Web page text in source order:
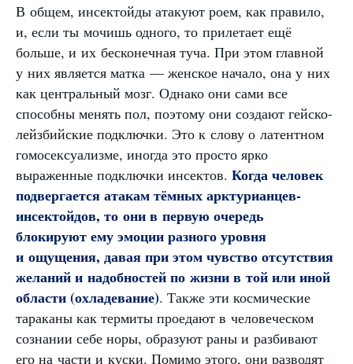
В общем, инсектойды атакуют роем, как правило,
и, если ты мочишь одного, то прилетает ещё
больше, и их бесконечная туча. При этом главной
у них является матка — женское начало, она у них
как центральный мозг. Однако они сами все
способны менять пол, поэтому они создают гейско-
лейзбийские подключки. Это к слову о латентном
гомосексуализме, иногда это просто ярко
выраженные подключки инсектов. Когда человек
подвергается атакам тёмных арктурианцев-
инсектойдов, то они в первую очередь
блокируют ему эмоции разного уровня
и ощущения, давая при этом чувство отсутствия
желаний и надобностей по жизни в той или иной
области (охладевание). Также эти космические
тараканы как термиты проедают в человеческом
сознании себе норы, образуют раны и разбивают
его на части и куски. Помимо этого, они разводят